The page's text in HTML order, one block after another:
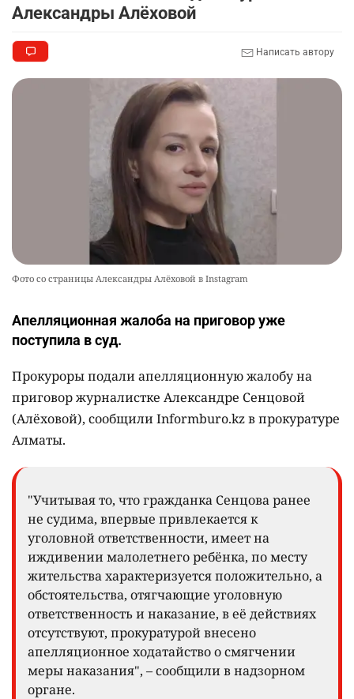
Александры Алёховой
Написать автору
Фото со страницы Александры Алёховой в Instagram
Апелляционная жалоба на приговор уже
поступила в суд.
Прокуроры подали апелляционную жалобу на
приговор журналистке Александре Сенцовой
(Алёховой), сообщили Informburo.kz в прокуратуре
Алматы.
"Учитывая то, что гражданка Сенцова ранее
не судима, впервые привлекается к
уголовной ответственности, имеет на
иждивении малолетнего ребёнка, по месту
жительства характеризуется положительно, а
обстоятельства, отягчающие уголовную
ответственность и наказание, в её действиях
отсутствуют, прокуратурой внесено
апелляционное ходатайство о смягчении
меры наказания", – сообщили в надзорном
органе.